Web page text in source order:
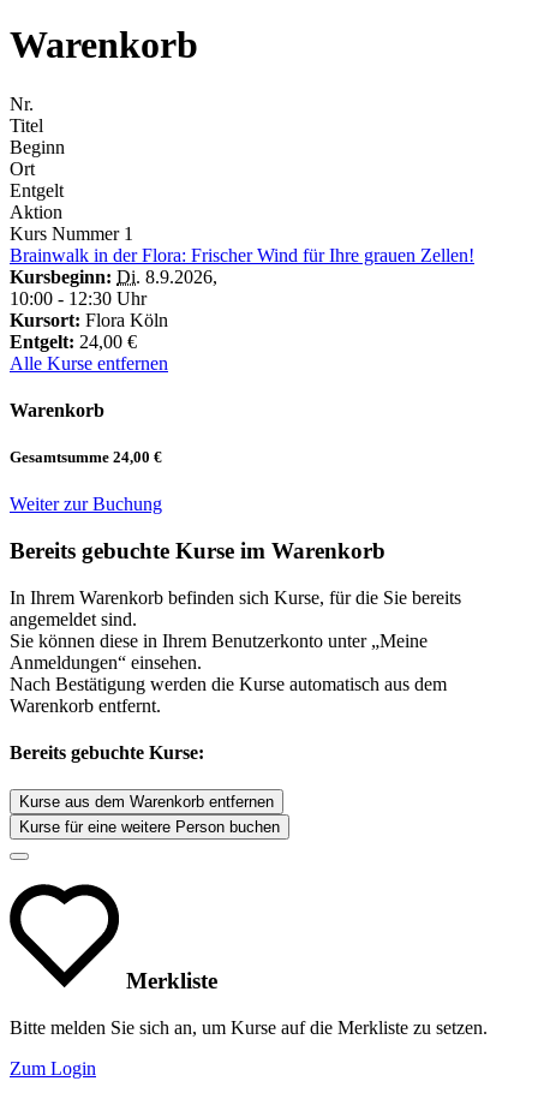
Warenkorb
Nr.
Titel
Beginn
Ort
Entgelt
Aktion
Kurs Nummer 1
Brainwalk in der Flora: Frischer Wind für Ihre grauen Zellen!
Kursbeginn: Di. 8.9.2026,
10:00 - 12:30 Uhr
Kursort: Flora Köln
Entgelt: 24,00 €
Alle Kurse entfernen
Warenkorb
Gesamtsumme 24,00 €
Weiter zur Buchung
Bereits gebuchte Kurse im Warenkorb
In Ihrem Warenkorb befinden sich Kurse, für die Sie bereits
angemeldet sind.
Sie können diese in Ihrem Benutzerkonto unter „Meine
Anmeldungen“ einsehen.
Nach Bestätigung werden die Kurse automatisch aus dem
Warenkorb entfernt.
Bereits gebuchte Kurse:
Kurse aus dem Warenkorb entfernen
Kurse für eine weitere Person buchen
Merkliste
Bitte melden Sie sich an, um Kurse auf die Merkliste zu setzen.
Zum Login